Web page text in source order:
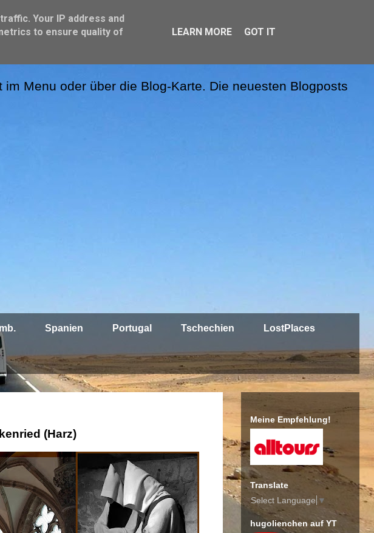
Menu oder über die Blog-Karte. Die neuesten Blogposts
Spanien Portugal Tschechien LostPlaces
(Harz)
Meine Empfehlung!
Translate
Select Language ▼
hugolienchen auf YT
Your IP address and
to ensure quality of
LEARN MORE GOT IT